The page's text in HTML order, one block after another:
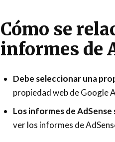
Cómo se
informes de
Debe seleccionar una
propiedad web de Google
Los informes de AdSense
ver los informes de